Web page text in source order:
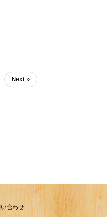
Next »
い合わせ